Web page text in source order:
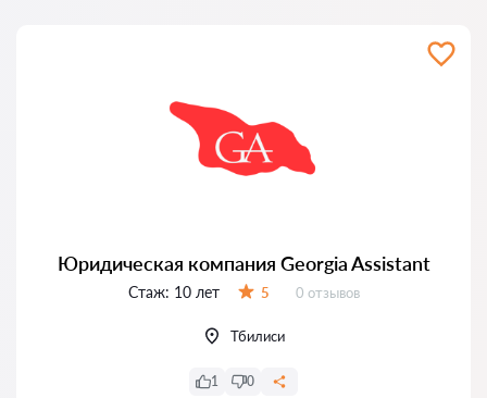
Юридическая компания Georgia Assistant
Стаж: 10 лет 5 Отзывов:
0 отзывов
Тбилиси
1 0